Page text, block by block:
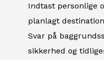
Indtast personlige
planlagt
Svar på
sikkerhed og